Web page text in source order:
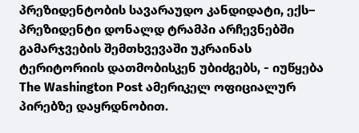
პრეზიდენტობის სავარაუდო კანდიდატი, ექს–
პრეზიდენტი დონალდ ტრამპი არჩევნებში
გამარჯვების შემთხვევაში უკრაინას
ტერიტორიის დათმობისკენ უბიძგებს, - იუწყება
The Washington Post ამერიკელ ოფიციალურ
პირებზე დაყრდნობით.